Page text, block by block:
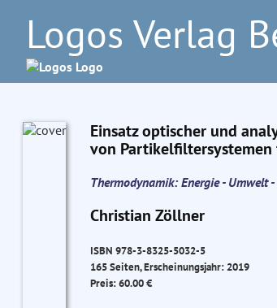
Logos Verlag
Einsatz optischer und
von
Thermodynamik: Energie - Umwelt -
Christian Zöllner
ISBN 978-3-8325-5032-5
165 Seiten, Erscheinungsjahr: 2019
Preis: 60.00 €